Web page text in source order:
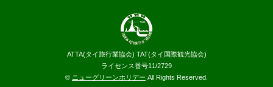
ATTA(タイ旅行業協会) TAT(タイ国際観光協会)
ライセンス番号11/2729
© ニューグリーンホリデー All Rights Reserved.